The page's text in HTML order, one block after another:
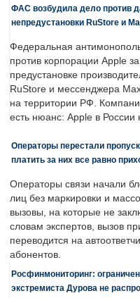
ФАС возбудила дело против
непредустановки RuStore и
Федеральная
против корпорации Apple
предустановке
RuStore и мессенджера
на территории РФ.
есть нюанс: Apple в России
Операторы перестали
платить за них все равно
Операторы связи начали
лиц без маркировки и
вызовы, на которые не
словам экспертов, вызов
переводится на
абонентов.
Росфинмониторинг:
экстремиста Дурова не